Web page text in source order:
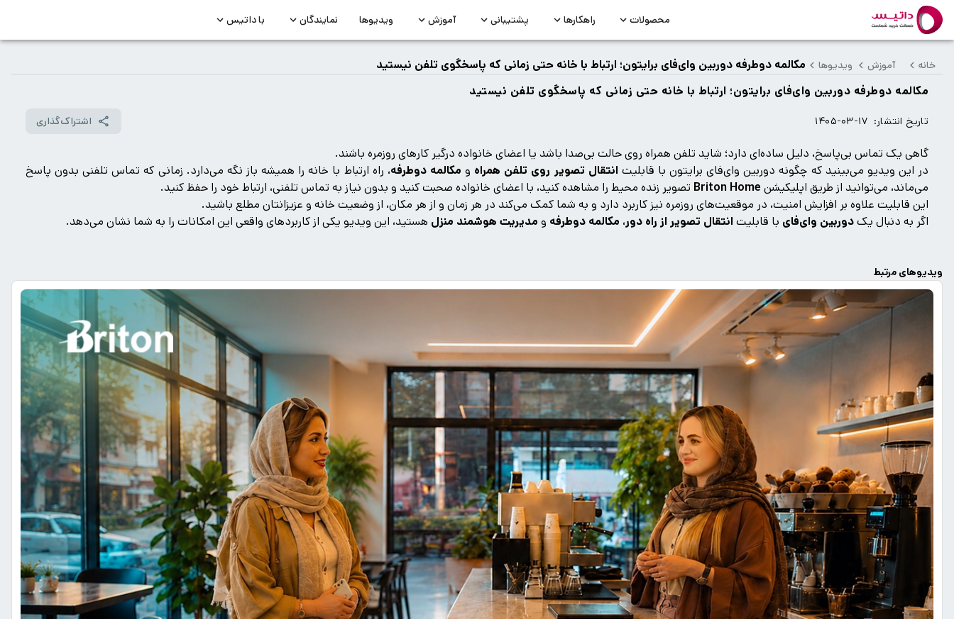
محصولات راهکارها پشتیبانی آموزش ویدیوها نمایندگان با داتیس
خانه آموزش ویدیوها
مکالمه دوطرفه دوربین وای‌فای برایتون؛ ارتباط با خانه حتی زمانی که پاسخگوی تلفن نیستید
مکالمه دوطرفه دوربین وای‌فای برایتون؛ ارتباط با خانه حتی زمانی که پاسخگوی تلفن نیستید
تاریخ انتشار: ۱۴۰۵-۰۳-۱۷ اشتراک‌گذاری
گاهی یک تماس بی‌پاسخ، دلیل ساده‌ای دارد؛ شاید تلفن همراه روی حالت بی‌صدا باشد یا اعضای خانواده درگیر کارهای روزمره باشند.
در این ویدیو می‌بینید که چگونه دوربین وای‌فای برایتون با قابلیت انتقال تصویر روی تلفن همراه و مکالمه دوطرفه، راه ارتباط با خانه را همیشه باز نگه می‌دارد. زمانی که تماس تلفنی بدون پاسخ
می‌ماند، می‌توانید از طریق اپلیکیشن Briton Home تصویر زنده محیط را مشاهده کنید، با اعضای خانواده صحبت کنید و بدون نیاز به تماس تلفنی، ارتباط خود را حفظ کنید.
این قابلیت علاوه بر افزایش امنیت، در موقعیت‌های روزمره نیز کاربرد دارد و به شما کمک می‌کند در هر زمان و از هر مکان، از وضعیت خانه و عزیزانتان مطلع باشید.
اگر به دنبال یکدوربین وای‌فای با قابلیت انتقال تصویر از راه دور، مکالمه دوطرفه و مدیریت هوشمند منزل هستید، این ویدیو یکی از کاربردهای واقعی این امکانات را به شما نشان می‌دهد.
ویدیوهای مرتبط